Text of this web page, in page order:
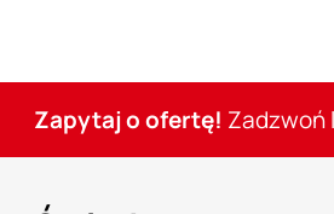
Zapytaj o ofertę! Zadzwoń